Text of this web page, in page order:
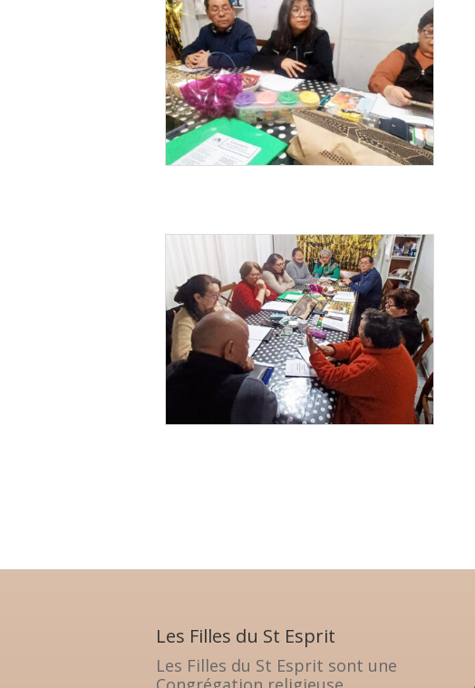
Les Filles du St Esprit
Les Filles du St Esprit sont une